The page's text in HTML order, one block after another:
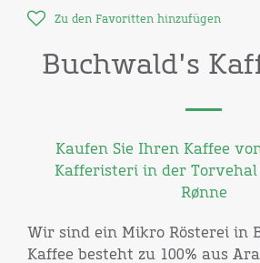
Zu den Favoritten hinzufügen
Buchwald's
Kaufen Sie Ihren Kaffee
Kafferisteri in der
Rønne
Wir sind ein Mikro Rösterei in
Kaffee besteht zu 100% aus